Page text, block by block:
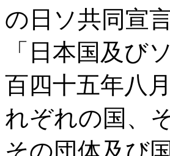
の日ソ共同宣
「日本国及び
百四十五年八
れぞれの国、